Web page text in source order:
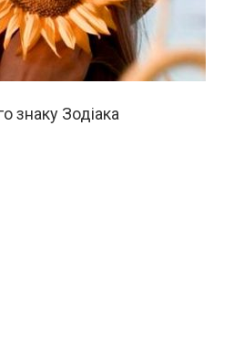
знаку Зодіака